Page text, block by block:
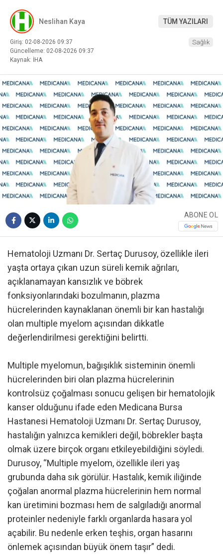
Neslihan Kaya TÜM YAZILARI
Giriş: 02-08-2026 09:37
Güncelleme: 02-08-2026 09:37
Kaynak: İHA
Sağlık
ABONE OL
Hematoloji Uzmanı Dr. Sertaç Durusoy, özellikle ileri
yaşta ortaya çıkan uzun süreli kemik ağrıları,
açıklanamayan kansızlık ve böbrek
fonksiyonlarındaki bozulmanın, plazma
hücrelerinden kaynaklanan önemli bir kan hastalığı
olan multiple myelom açısından dikkatle
değerlendirilmesi gerektiğini belirtti.
Multiple myelomun, bağışıklık sisteminin önemli
hücrelerinden biri olan plazma hücrelerinin
kontrolsüz çoğalması sonucu gelişen bir hematolojik
kanser olduğunu ifade eden Medicana Bursa
Hastanesi Hematoloji Uzmanı Dr. Sertaç Durusoy,
hastalığın yalnızca kemikleri değil, böbrekler başta
olmak üzere birçok organı etkileyebildiğini söyledi.
Durusoy, “Multiple myelom, özellikle ileri yaş
grubunda daha sık görülür. Hastalık, kemik iliğinde
çoğalan anormal plazma hücrelerinin hem normal
kan üretimini bozması hem de salgıladığı anormal
proteinler nedeniyle farklı organlarda hasara yol
açabilir. Bu nedenle erken teşhis, organ hasarını
önlemek açısından büyük önem taşır” dedi.